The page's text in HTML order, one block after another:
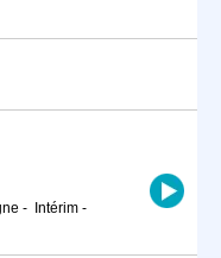
- Intérim -